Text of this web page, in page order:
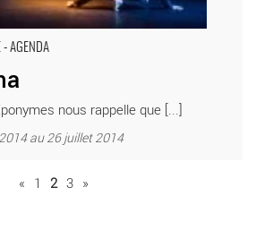
AGENDA
nous rappelle que [...]
au 26 juillet 2014
« 1 2 3 »